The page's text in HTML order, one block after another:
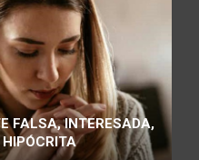
FALSA, INTERESADA,